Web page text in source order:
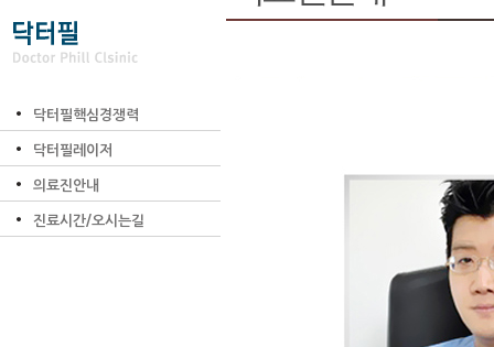
닥터필핵심경쟁력
닥터필레이저
의료진안내
진료시간/오시는길